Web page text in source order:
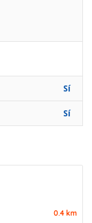
Sí
Sí
0.4 km